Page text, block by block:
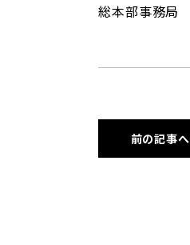
総本部事務局
前の記事へ